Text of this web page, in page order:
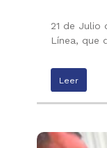
21 de Julio
Línea, que
Leer